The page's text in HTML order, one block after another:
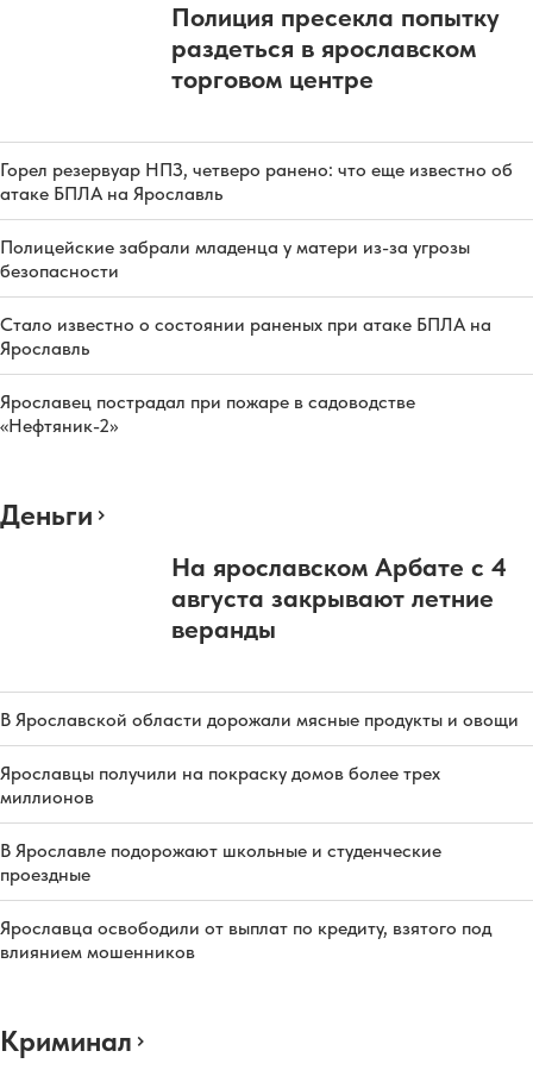
Полиция пресекла попытку
раздеться в ярославском
торговом центре
Горел резервуар НПЗ, четверо ранено: что еще известно об
атаке БПЛА на Ярославль
Полицейские забрали младенца у матери из-за угрозы
безопасности
Стало известно о состоянии раненых при атаке БПЛА на
Ярославль
Ярославец пострадал при пожаре в садоводстве
«Нефтяник-2»
Деньги
На ярославском Арбате с 4
августа закрывают летние
веранды
В Ярославской области дорожали мясные продукты и овощи
Ярославцы получили на покраску домов более трех
миллионов
В Ярославле подорожают школьные и студенческие
проездные
Ярославца освободили от выплат по кредиту, взятого под
влиянием мошенников
Криминал